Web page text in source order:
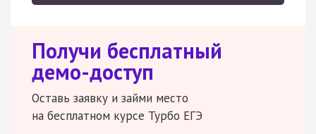
Получи бесплатный
демо-доступ
Оставь заявку и займи место
на бесплатном курсе Турбо ЕГЭ